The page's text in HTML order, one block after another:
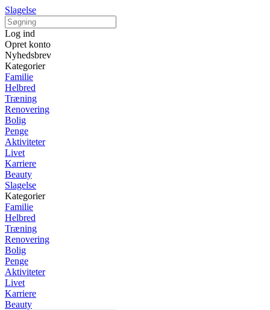
Slagelse
Log ind
Opret konto
Nyhedsbrev
Kategorier
Familie
Helbred
Træning
Renovering
Bolig
Penge
Aktiviteter
Livet
Karriere
Beauty
Slagelse
Kategorier
Familie
Helbred
Træning
Renovering
Bolig
Penge
Aktiviteter
Livet
Karriere
Beauty